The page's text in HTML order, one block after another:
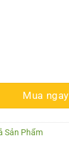
lượng
Mua ngay
Sản Phẩm